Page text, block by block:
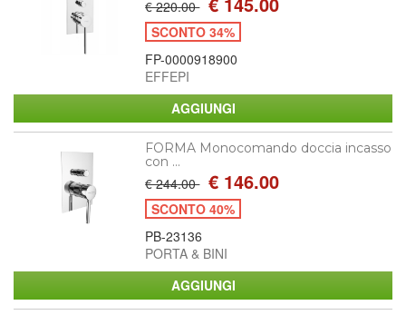
€ 220.00
SCONTO 34%
FP-0000918900
EFFEPI
FORMA Monocomando doccia incasso
con ...
€ 244.00 € 146.00
SCONTO 40%
PB-23136
PORTA & BINI